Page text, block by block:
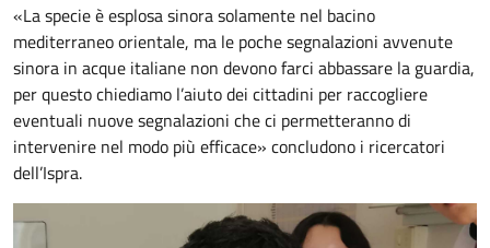
«La specie è esplosa sinora solamente nel bacino
mediterraneo orientale, ma le poche segnalazioni avvenute
sinora in acque italiane non devono farci abbassare la guardia,
per questo chiediamo l’aiuto dei cittadini per raccogliere
eventuali nuove segnalazioni che ci permetteranno di
intervenire nel modo più efficace» concludono i ricercatori
dell’Ispra.